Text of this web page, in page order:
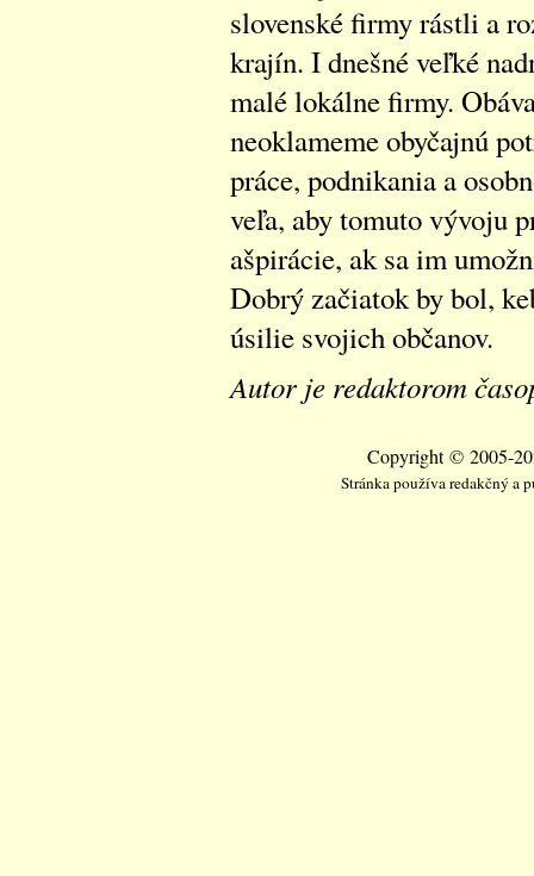
slovenské firmy rástli a
krajín. I dnešné veľké
malé lokálne firmy.
neoklameme obyčajnú
práce, podnikania a
veľa, aby tomuto vývoju
ašpirácie, ak sa im
Dobrý začiatok by bol,
úsilie svojich občanov.
Autor je redaktorom
Copyright © 2005-
Stránka používa redakčný a